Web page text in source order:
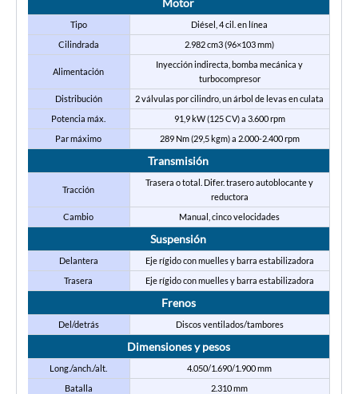
Tipo
Diésel, 4 cil. en línea
Cilindrada
2.982 cm3 (96×103 mm)
Alimentación
Inyección indirecta, bomba mecánica y
turbocompresor
Distribución
2 válvulas por cilindro, un árbol de levas en culata
Potencia máx.
91,9 kW (125 CV) a 3.600 rpm
Par máximo
289 Nm (29,5 kgm) a 2.000-2.400 rpm
Transmisión
Tracción
Trasera o total. Difer. trasero autoblocante y
reductora
Cambio
Manual, cinco velocidades
Suspensión
Delantera
Eje rígido con muelles y barra estabilizadora
Trasera
Eje rígido con muelles y barra estabilizadora
Frenos
Del/detrás Discos ventilados/tambores
Dimensiones y pesos
Long./anch./alt.
4.050/1.690/1.900 mm
Batalla
2.310 mm